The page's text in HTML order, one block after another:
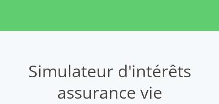
Simulateur d'intérêts
assurance vie